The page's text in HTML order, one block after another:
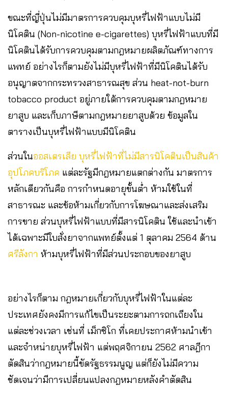
ขณะที่ญี่ปุ่นไม่มีมาตรการควบคุมบุหรี่ไฟฟ้าแบบไม่มี
นิโคติน (Non-nicotine e-cigarettes) บุหรี่ไฟฟ้าแบบที่มี
นิโคตินได้รับการควบคุมตามกฎหมายผลิตภัณฑ์ทางการ
แพทย์ อย่างไรก็ตามยังไม่มีบุหรี่ไฟฟ้าที่มีนิโคตินได้รับ
อนุญาตจากกระทรวงสาธารณสุข ส่วน heat-not-burn
tobacco product อยู่ภายใต้การควบคุมตามกฎหมาย
ยาสูบ และเก็บภาษีตามกฎหมายยาสูบด้วย ข้อมูลใน
ตารางเป็นบุหรี่ไฟฟ้าแบบมีนิโคติน
ส่วนในออสเตรเลีย บุหรี่ไฟฟ้าที่ไม่มีสารนิโคตินเป็นสินค้า
อุปโภคบริโภค แต่ละรัฐมีกฎหมายแตกต่างกัน มาตรการ
หลักเดียวกันคือ การกำหนดอายุขั้นต่ำ ห้ามใช้ในที่
สาธารณะ และข้อห้ามเกี่ยวกับการโฆษณาและส่งเสริม
การขาย ส่วนบุหรี่ไฟฟ้าแบบที่มีสารนิโคติน ใช้และนำเข้า
ได้เฉพาะมีใบสั่งยาจากแพทย์ตั้งแต่ 1 ตุลาคม 2564 ด้าน
ศรีลังกา ห้ามบุหรี่ไฟฟ้าที่มีส่วนประกอบของยาสูบ
อย่างไรก็ตาม กฎหมายเกี่ยวกับบุหรี่ไฟฟ้าในแต่ละ
ประเทศยังคงมีการแก้ไขเป็นระยะตามการถกเถียงใน
แต่ละช่วงเวลา เช่นที่ เม็กซิโก ที่เคยประกาศห้ามนำเข้า
และจำหน่ายบุหรี่ไฟฟ้า แต่พฤศจิกายน 2562 ศาลฎีกา
ตัดสินว่ากฎหมายนี้ขัดรัฐธรรมนูญ แต่ก็ยังไม่มีความ
ชัดเจนว่ามีการเปลี่ยนแปลงกฎหมายหลังคำตัดสิน